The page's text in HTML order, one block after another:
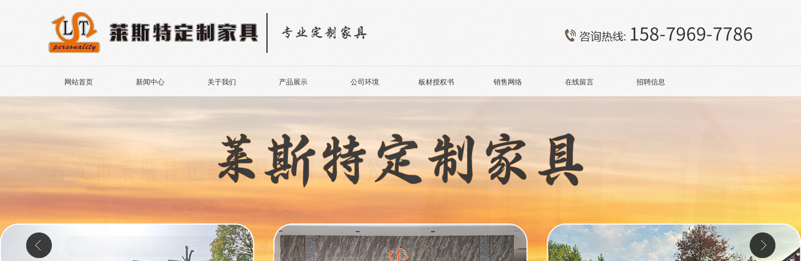
网站首页 新闻中心 关于我们 产品展示 公司环境 板材授权书 销售网络 在线留言 招聘信息